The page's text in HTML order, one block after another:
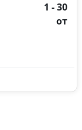
1 - 30
от